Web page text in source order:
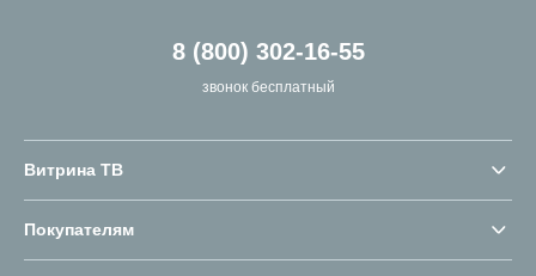
8 (800) 302-16-55
звонок бесплатный
Витрина ТВ
Покупателям